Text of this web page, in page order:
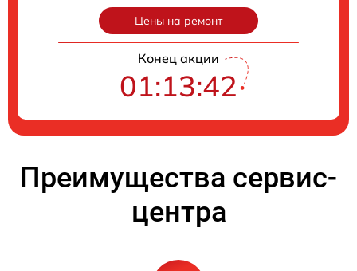
Цены на ремонт
Конец акции
01:13:41
Преимущества сервис-
центра